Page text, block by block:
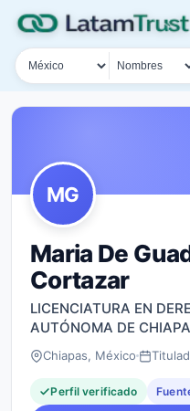
País
Tipo de búsqueda
Nombre o documento
MG
Maria De
Cortazar
LICENCIATURA EN
AUTÓNOMA DE
Chiapas, México
Perfil verificado